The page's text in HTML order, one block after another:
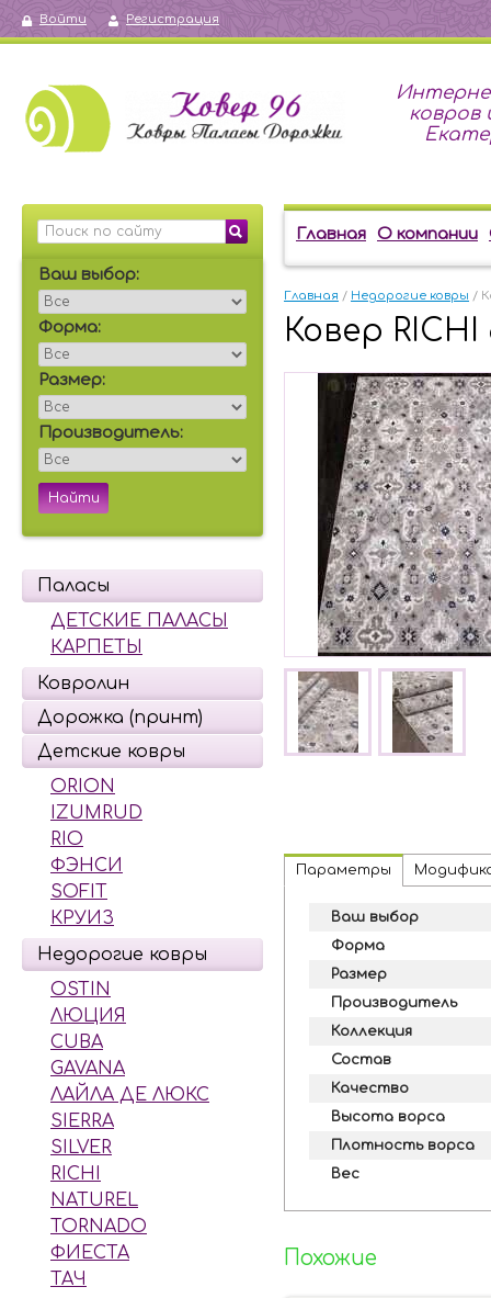
Войти Регистрация
ковров
Ваш выбор:
Форма:
Размер:
Производитель:
Паласы
ДЕТСКИЕ ПАЛАСЫ
КАРПЕТЫ
Ковролин
Дорожка (принт)
Детские ковры
ORION
IZUMRUD
RIO
ФЭНСИ
SOFIT
КРУИЗ
Недорогие ковры
OSTIN
ЛЮЦИЯ
CUBA
GAVANA
ЛАЙЛА ДЕ ЛЮКС
SIERRA
SILVER
RICHI
NATUREL
TORNADO
ФИЕСТА
ТАЧ
Главная О компании
Главная / Недорогие ковры /
Ковер RICHI
Параметры
Ваш выбор
Форма
Размер
Производитель
Коллекция
Состав
Качество
Высота ворса
Плотность ворса
Вес
Похожие